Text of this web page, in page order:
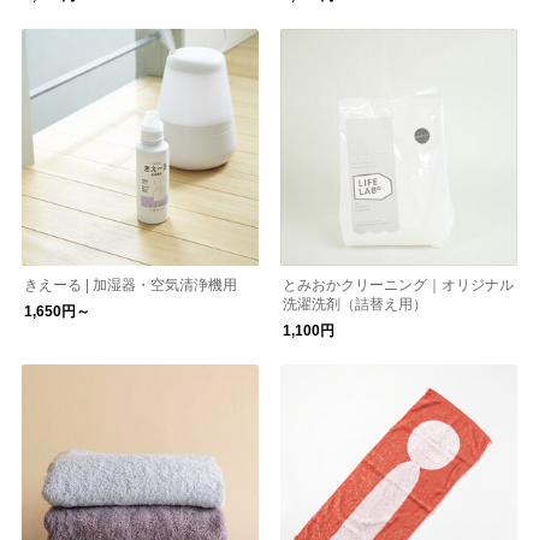
きえーる | 加湿器・空気清浄機用
1,650円～
とみおかクリーニング｜オリジナル
洗濯洗剤（詰替え用）
1,100円